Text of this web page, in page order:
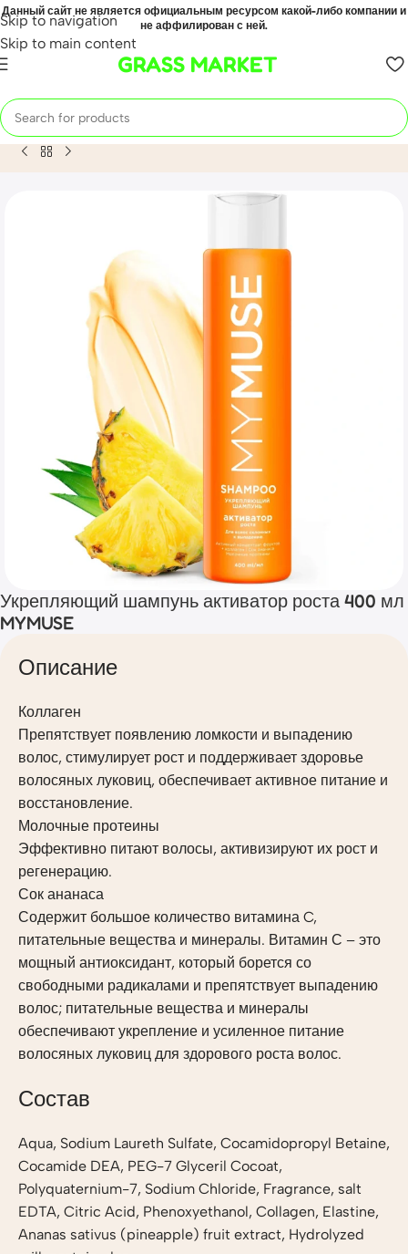
Skip to navigation
Skip to main content
Данный сайт не является официальным ресурсом какой-либо компании и
не аффилирован с ней.
GRASS MARKET
Home Mahsulot Укрепляющий шампунь активатор роста
Укрепляющий шампунь активатор роста 400 мл
MYMUSE
Описание
Коллаген
Препятствует появлению ломкости и выпадению
волос, стимулирует рост и поддерживает здоровье
волосяных луковиц, обеспечивает активное питание и
восстановление.
Молочные протеины
Эффективно питают волосы, активизируют их рост и
регенерацию.
Сок ананаса
Содержит большое количество витамина C,
питательные вещества и минералы. Витамин С – это
мощный антиоксидант, который борется со
свободными радикалами и препятствует выпадению
волос; питательные вещества и минералы
обеспечивают укрепление и усиленное питание
волосяных луковиц для здорового роста волос.
Состав
Aqua, Sodium Laureth Sulfate, Cocamidopropyl Betaine,
Cocamide DEA, PEG-7 Glyceril Cocoat,
Polyquaternium-7, Sodium Chloride, Fragrance, salt
EDTA, Citric Acid, Phenoxyethanol, Collagen, Elastine,
Ananas sativus (pineapple) fruit extract, Hydrolyzed